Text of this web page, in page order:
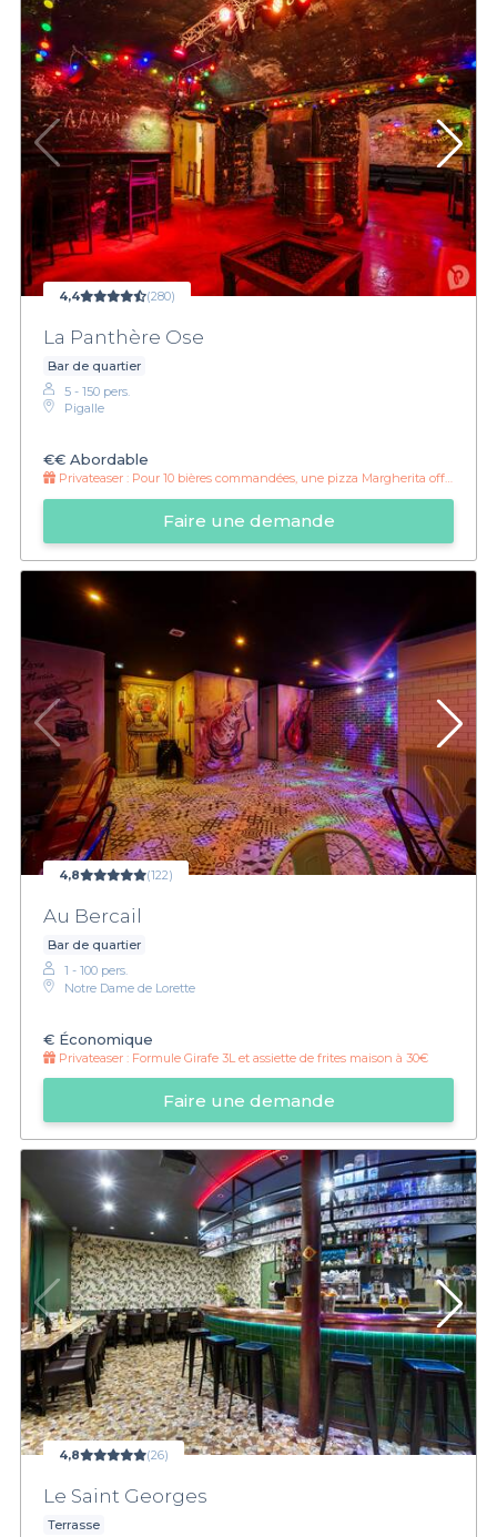
4,4 (280)
La Panthère Ose
Bar de quartier
5 - 150 pers.
Pigalle
€€ Abordable
Privateaser : Pour 10 bières commandées, une pizza Margherita offerte
Faire une demande
4,8 (122)
Au Bercail
Bar de quartier
1 - 100 pers.
Notre Dame de Lorette
€ Économique
Privateaser : Formule Girafe 3L et assiette de frites maison à 30€
Faire une demande
4,8 (26)
Le Saint Georges
Terrasse